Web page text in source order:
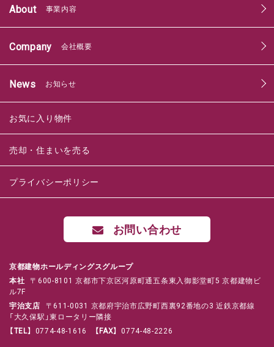
About 事業内容
Company 会社概要
News お知らせ
お気に入り物件
売却・住まいを売る
プライバシーポリシー
お問い合わせ
京都建物ホールディングスグループ
本社 〒600-8101 京都市下京区河原町通五条東入御影堂町5 京都建物ビ
ル7F
宇治支店 〒611-0031 京都府宇治市広野町西裏92番地の3 近鉄京都線
「大久保駅」東ロータリー隣接
【TEL】 0774-48-1616 【FAX】 0774-48-2226